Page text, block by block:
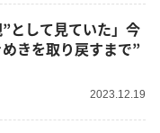
”として見ていた」今
きを取り戻すまで”
2023.12.19